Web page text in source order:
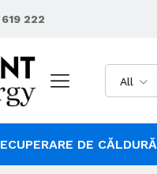
222
All
DE CĂLDURĂ